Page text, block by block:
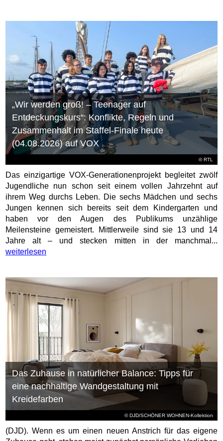
©RTL
„Wir werden groß! – Teenager auf
Entdeckungskurs“: Konflikte, Regeln und
Zusammenhalt im Staffel-Finale heute
(04.08.2026) auf VOX
Das einzigartige VOX-Generationenprojekt begleitet zwölf
Jugendliche nun schon seit einem vollen Jahrzehnt auf
ihrem Weg durchs Leben. Die sechs Mädchen und sechs
Jungen kennen sich bereits seit dem Kindergarten und
haben vor den Augen des Publikums unzählige
Meilensteine gemeistert. Mittlerweile sind sie 13 und 14
Jahre alt – und stecken mitten in der manchmal...
weiterlesen
© DJD/SCHÖNER WOHNEN-Kollektion
Das Zuhause in natürlicher Balance: Tipps für
eine nachhaltige Wandgestaltung mit
Kreidefarben
(DJD). Wenn es um einen neuen Anstrich für das eigene